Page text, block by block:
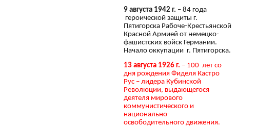
9 августа 1942 г. – 84 года
героической защиты г.
Пятигорска Рабоче-Крестьянской
Красной Армией от немецко-
фашистских войск Германии.
Начало оккупации г. Пятигорска.
13 августа 1926 г. – 100 лет со
дня рождения Фиделя Кастро
Рус – лидера Кубинской
Революции, выдающегося
деятеля мирового
коммунистического и
национально-
освободительного движения.